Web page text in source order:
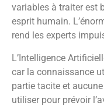
variables à traiter est
esprit humain.
rend les experts
L’Intelligence
car la connaissance
partie tacite et
utiliser pour prévoir